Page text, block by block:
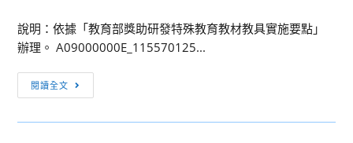
說明：依據「教育部獎助研發特殊教育教材教具實施要點」
辦理。 A09000000E_115570125...
閱讀全文
息
轉